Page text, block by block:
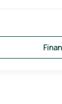
quality